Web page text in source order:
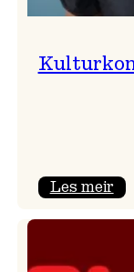
Les meir: